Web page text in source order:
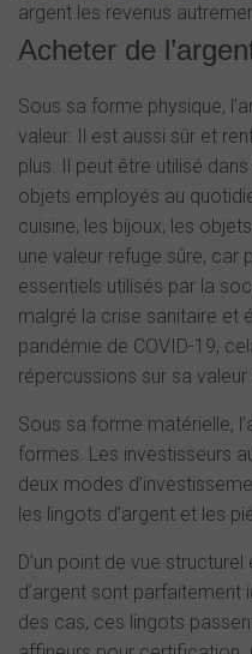
argent les revenus
Acheter de
Sous sa forme physique,
valeur. Il est aussi sûr et
plus. Il peut être utilisé
objets employés au
cuisine, les bijoux, les
une valeur refuge sûre, car
essentiels utilisés par la
malgré la crise sanitaire et
pandémie de COVID-19,
répercussions sur sa
Sous sa forme matérielle,
formes. Les investisseurs
deux modes
les lingots d’argent et les
D’un point de vue
d’argent sont parfaitement
des cas, ces lingots